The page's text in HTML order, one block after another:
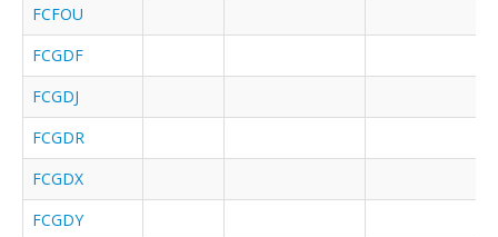
FCFOU
FCGDF
FCGDJ
FCGDR
FCGDX
FCGDY